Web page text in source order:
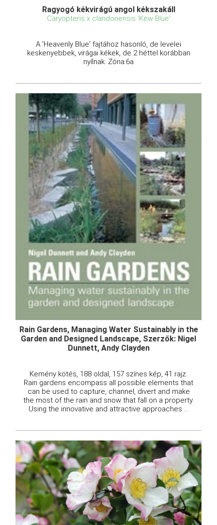
Ragyogó kékvirágú angol kékszakáll
Caryopteris x clandonensis 'Kew Blue'
A 'Heavenly Blue' fajtához hasonló, de levelei
keskenyebbek, virágai kékek, de 2 héttel korábban
nyílnak. Zóna:6a
Rain Gardens, Managing Water Sustainably in the
Garden and Designed Landscape, Szerzők: Nigel
Dunnett, Andy Clayden
Kemény kötés, 188 oldal, 157 színes kép, 41 rajz.
Rain gardens encompass all possible elements that
can be used to capture, channel, divert and make
the most of the rain and snow that fall on a property.
Using the innovative and attractive approaches ...